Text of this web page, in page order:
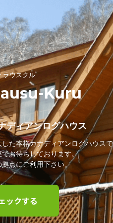
ラウスクル
Kuru
ディアンログハウス
た本格カナディアンログハウス
お待ちしております。
点にご利用下さい。
ックする